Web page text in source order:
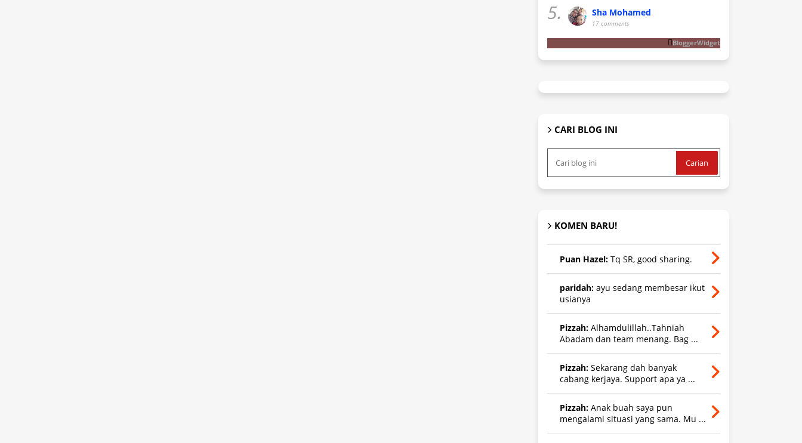
5. Sha Mohamed
17 comments
BloggerWidget
CARI BLOG INI
KOMEN BARU!
Puan Hazel: Tq SR, good sharing.
paridah: ayu sedang membesar ikut
usianya
Pizzah: Alhamdulillah..Tahniah
Abadam dan team menang. Bag ...
Pizzah: Sekarang dah banyak
cabang kerjaya. Support apa ya ...
Pizzah: Anak buah saya pun
mengalami situasi yang sama. Mu ...